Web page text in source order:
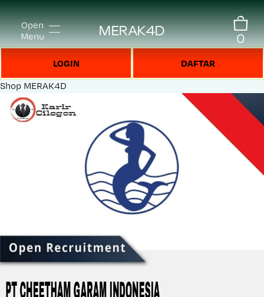
Open
Menu
MERAK4D 0
LOGIN DAFTAR
Shop MERAK4D